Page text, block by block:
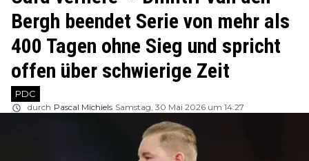
Bergh beendet Serie von mehr als
400 Tagen ohne Sieg und spricht
offen über schwierige Zeit
PDC
durch Pascal Michiels Samstag, 30 Mai 2026 um 14:27